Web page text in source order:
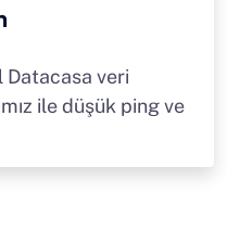
veri
ile düşük ping ve